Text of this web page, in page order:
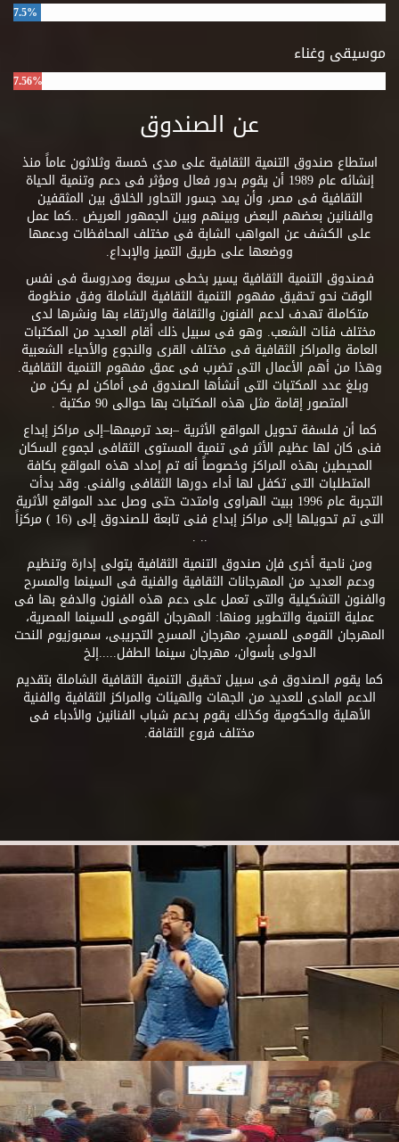
7.5%
موسيقى وغناء
7.56%
عن الصندوق
استطاع صندوق التنمية الثقافية على مدى خمسة وثلاثون عاماً منذ
إنشائه عام 1989 أن يقوم بدور فعال ومؤثر فى دعم وتنمية الحياة
الثقافية فى مصر، وأن يمد جسور التحاور الخلاق بين المثقفين
والفنانين بعضهم البعض وبينهم وبين الجمهور العريض ..كما عمل
على الكشف عن المواهب الشابة فى مختلف المحافظات ودعمها
ووضعها على طريق التميز والإبداع.
فصندوق التنمية الثقافية يسير بخطى سريعة ومدروسة فى نفس
الوقت نحو تحقيق مفهوم التنمية الثقافية الشاملة وفق منظومة
متكاملة تهدف لدعم الفنون والثقافة والارتقاء بها ونشرها لدى
مختلف فئات الشعب. وهو فى سبيل ذلك أقام العديد من المكتبات
العامة والمراكز الثقافية فى مختلف القرى والنجوع والأحياء الشعبية
وهذا من أهم الأعمال التى تضرب فى عمق مفهوم التنمية الثقافية.
وبلغ عدد المكتبات التى أنشأها الصندوق فى أماكن لم يكن من
المتصور إقامة مثل هذه المكتبات بها حوالى 90 مكتبة .
كما أن فلسفة تحويل المواقع الأثرية –بعد ترميمها–إلى مراكز إبداع
فنى كان لها عظيم الأثر فى تنمية المستوى الثقافى لجموع السكان
المحيطين بهذه المراكز وخصوصاً أنه تم إمداد هذه المواقع بكافة
المتطلبات التى تكفل لها أداء دورها الثقافى والفنى. وقد بدأت
التجربة عام 1996 ببيت الهراوى وامتدت حتى وصل عدد المواقع الأثرية
التى تم تحويلها إلى مراكز إبداع فنى تابعة للصندوق إلى (16 ) مركزاً
.. .
ومن ناحية أخرى فإن صندوق التنمية الثقافية يتولى إدارة وتنظيم
ودعم العديد من المهرجانات الثقافية والفنية فى السينما والمسرح
والفنون التشكيلية والتى تعمل على دعم هذه الفنون والدفع بها فى
عملية التنمية والتطوير ومنها: المهرجان القومى للسينما المصرية،
المهرجان القومى للمسرح، مهرجان المسرح التجريبى، سمبوزيوم النحت
الدولى بأسوان، مهرجان سينما الطفل.....إلخ
كما يقوم الصندوق فى سبيل تحقيق التنمية الثقافية الشاملة بتقديم
الدعم المادى للعديد من الجهات والهيئات والمراكز الثقافية والفنية
الأهلية والحكومية وكذلك يقوم بدعم شباب الفنانين والأدباء فى
مختلف فروع الثقافة.